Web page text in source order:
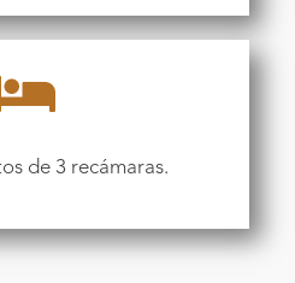
de 3 recámaras.